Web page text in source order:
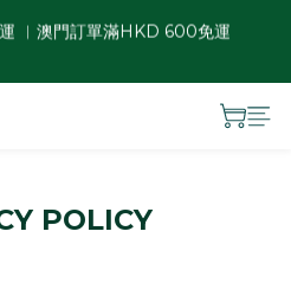
︱澳門訂單滿HKD 600免運
︱澳門訂單滿HKD 600免運
POLICY